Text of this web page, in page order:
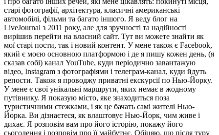
старі фотографії, архітектура, класичні американські
автомобілі, фільми та багато іншого. Я веду блог на
LiveJournal з 2011 року, але для зручності та надійності
вирішив перейти на власний сайт. Тут ви можете знайти як
мої старі пости, так і новий контент. У мене також є Facebook,
який є моєю основною платформою і де я пишу кожен день, (я
сказав собі) канал YouTube, куди періодично завантажую
відео, Instagram з фотографіями і телеграм-канал, куди йдуть
репости. Також я проводжу приватні екскурсії по Нью-Йорку.
У мене є свої унікальні маршрути, яких немає в жодному
путівнику. Я показую місто, яке знаходиться поза
туристичними стежками, і як це бачать самі жителі Нью-
Йорка. Ви дізнаєтеся, як влаштовує Нью-Йорк, чим живе і
дихає. Я розповім вам про його історію, покажу його
сьогодення і розповім про її майбутнє. Обіцяю, що після туру